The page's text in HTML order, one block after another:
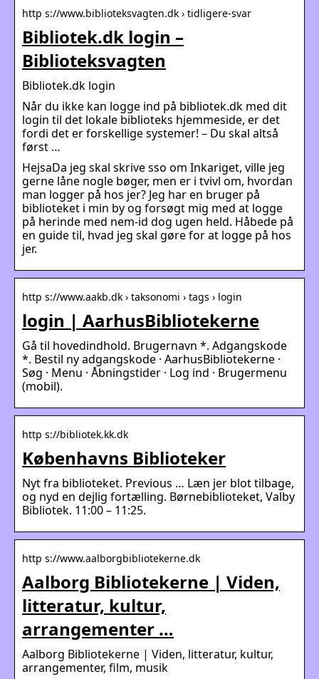
http s://www.biblioteksvagten.dk › tidligere-svar
Bibliotek.dk login –
Biblioteksvagten
Bibliotek.dk login
Når du ikke kan logge ind på bibliotek.dk med dit
login til det lokale biblioteks hjemmeside, er det
fordi det er forskellige systemer! – Du skal altså
først …
HejsaDa jeg skal skrive sso om Inkariget, ville jeg
gerne låne nogle bøger, men er i tvivl om, hvordan
man logger på hos jer? Jeg har en bruger på
biblioteket i min by og forsøgt mig med at logge
på herinde med nem-id dog ugen held. Håbede på
en guide til, hvad jeg skal gøre for at logge på hos
jer.
http s://www.aakb.dk › taksonomi › tags › login
login | AarhusBibliotekerne
Gå til hovedindhold. Brugernavn *. Adgangskode
*. Bestil ny adgangskode · AarhusBibliotekerne ·
Søg · Menu · Åbningstider · Log ind · Brugermenu
(mobil).
http s://bibliotek.kk.dk
Københavns Biblioteker
Nyt fra biblioteket. Previous … Læn jer blot tilbage,
og nyd en dejlig fortælling. Børnebiblioteket, Valby
Bibliotek. 11:00 – 11:25.
http s://www.aalborgbibliotekerne.dk
Aalborg Bibliotekerne | Viden,
litteratur, kultur,
arrangementer …
Aalborg Bibliotekerne | Viden, litteratur, kultur,
arrangementer, film, musik